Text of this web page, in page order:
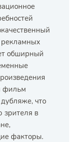
рекламных
обширный
фильм
что
зрителя в
факторы.